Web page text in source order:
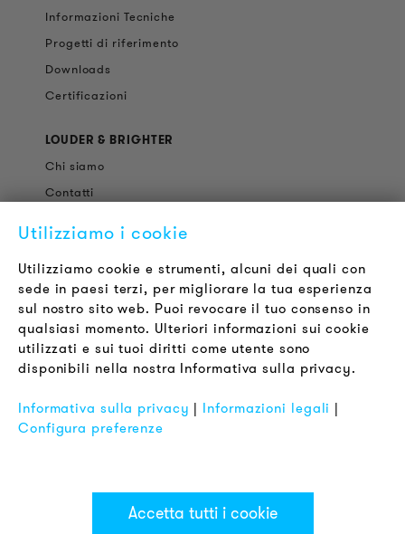
Informazioni Tecniche
Progetti di riferimento
Downloads
Certificazioni
LOUDER & BRIGHTER
Chi siamo
Contatti
Newsletter
LEGALE
Termini & Condizioni
Informativa sulla Privacy
Impronta
Utilizziamo i cookie
Utilizziamo cookie e strumenti, alcuni dei quali con
sede in paesi terzi, per migliorare la tua esperienza
sul nostro sito web. Puoi revocare il tuo consenso in
qualsiasi momento. Ulteriori informazioni sui cookie
utilizzati e sui tuoi diritti come utente sono
disponibili nella nostra Informativa sulla privacy.
Informativa sulla privacy | Informazioni legali |
Configura preferenze
Accetta tutti i cookie